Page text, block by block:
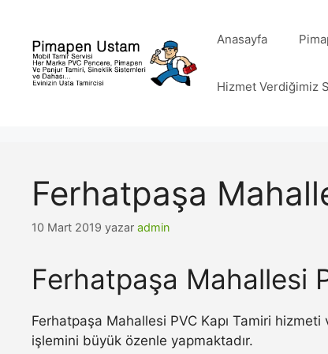
Anasayfa
Hizmet Verdiğimiz
Ferhatpaşa
10 Mart 2019 yazar admin
Ferhatpaşa Mahallesi
Ferhatpaşa Mahallesi PVC Kapı Tamiri
işlemini büyük özenle yapmaktadır.